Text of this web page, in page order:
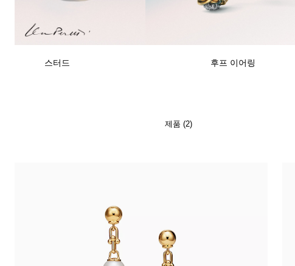
스터드 후프 이어링
제품 (2)